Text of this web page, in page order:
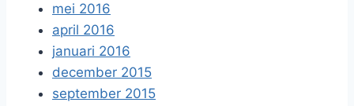
mei 2016
april 2016
januari 2016
december 2015
september 2015